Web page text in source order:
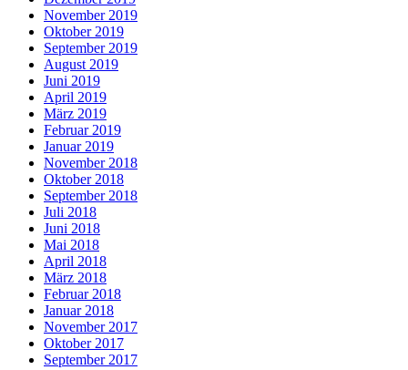
November 2019
Oktober 2019
September 2019
August 2019
Juni 2019
April 2019
März 2019
Februar 2019
Januar 2019
November 2018
Oktober 2018
September 2018
Juli 2018
Juni 2018
Mai 2018
April 2018
März 2018
Februar 2018
Januar 2018
November 2017
Oktober 2017
September 2017